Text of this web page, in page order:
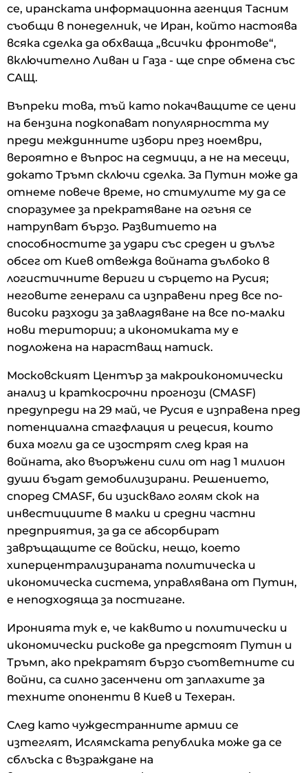
се, иранската информационна агенция Тасним
съобщи в понеделник, че Иран, който настоява
всяка сделка да обхваща „всички фронтове“,
включително Ливан и Газа - ще спре обмена със
САЩ.
Въпреки това, тъй като покачващите се цени
на бензина подкопават популярността му
преди междинните избори през ноември,
вероятно е въпрос на седмици, а не на месеци,
докато Тръмп сключи сделка. За Путин може да
отнеме повече време, но стимулите му да се
споразумее за прекратяване на огъня се
натрупват бързо. Развитието на
способностите за удари със среден и дълъг
обсег от Киев отвежда войната дълбоко в
логистичните вериги и сърцето на Русия;
неговите генерали са изправени пред все по-
високи разходи за завладяване на все по-малки
нови територии; а икономиката му е
подложена на нарастващ натиск.
Московският Център за макроикономически
анализ и краткосрочни прогнози (CMASF)
предупреди на 29 май, че Русия е изправена пред
потенциална стагфлация и рецесия, които
биха могли да се изострят след края на
войната, ако въоръжени сили от над 1 милион
души бъдат демобилизирани. Решението,
според CMASF, би изисквало голям скок на
инвестициите в малки и средни частни
предприятия, за да се абсорбират
завръщащите се войски, нещо, което
хиперцентрализираната политическа и
икономическа система, управлявана от Путин,
е неподходяща за постигане.
Иронията тук е, че каквито и политически и
икономически рискове да предстоят Путин и
Тръмп, ако прекратят бързо съответните си
войни, са силно засенчени от заплахите за
техните опоненти в Киев и Техеран.
След като чуждестранните армии се
изтеглят, Ислямската република може да се
сблъска с възраждане на